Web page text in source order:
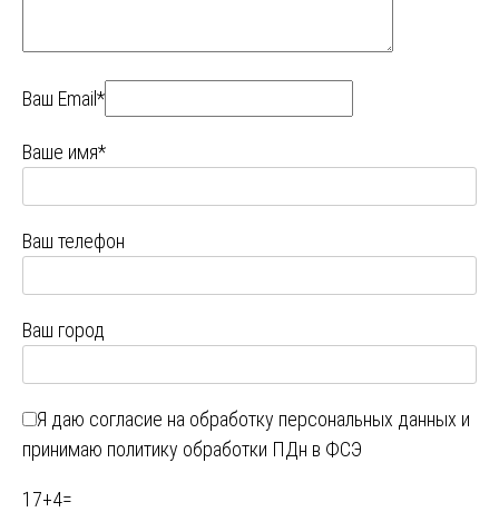
Ваш Email*
Ваше имя*
Ваш телефон
Ваш город
Я даю согласие на обработку персональных данных и
принимаю политику обработки ПДн в ФСЭ
17+4=